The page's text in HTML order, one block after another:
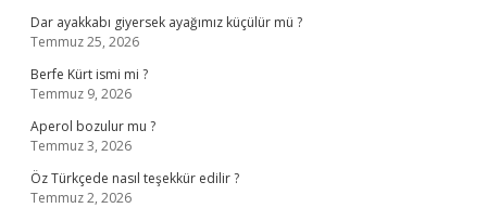
Dar ayakkabı giyersek ayağımız küçülür mü ?
Temmuz 25, 2026
Berfe Kürt ismi mi ?
Temmuz 9, 2026
Aperol bozulur mu ?
Temmuz 3, 2026
Öz Türkçede nasıl teşekkür edilir ?
Temmuz 2, 2026